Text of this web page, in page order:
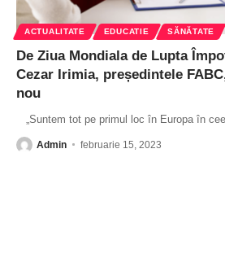
ACTUALITATE EDUCATIE SĂNĂTATE
De Ziua Mondiala de Lupta
Cezar Irimia, președintele
nou
„Suntem tot pe primul loc în Europa în
Admin februarie 15, 2023